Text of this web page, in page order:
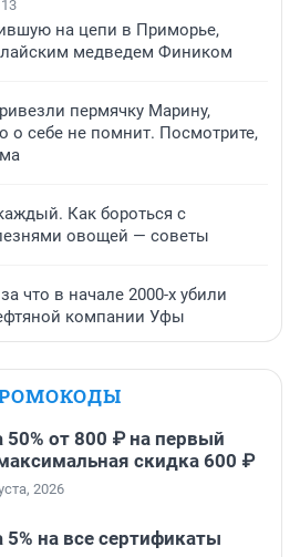
13
на цепи в Приморье,
медведем Фиником
пермячку Марину,
о себе не помнит. Посмотрите,
Как бороться с
овощей — советы
что в начале 2000-х убили
компании Уфы
50% от 800 ₽ на первый
скидка 600 ₽
2026
5% на все сертификаты